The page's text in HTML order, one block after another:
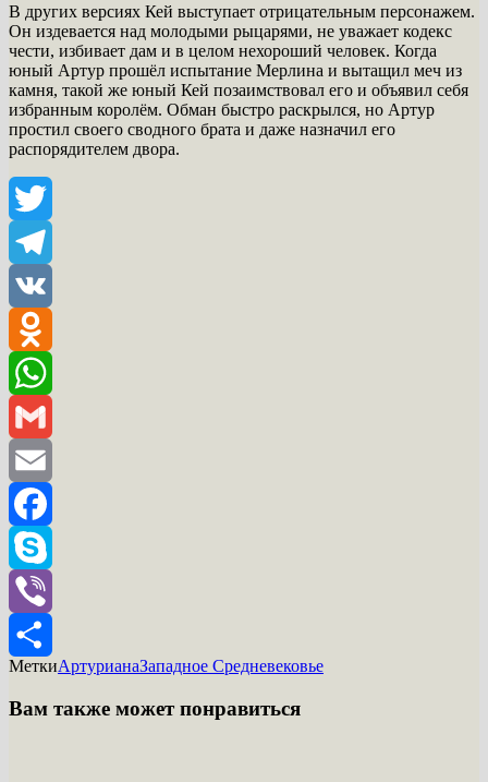
В других версиях Кей выступает отрицательным персонажем.
Он издевается над молодыми рыцарями, не уважает кодекс
чести, избивает дам и в целом нехороший человек. Когда
юный Артур прошёл испытание Мерлина и вытащил меч из
камня, такой же юный Кей позаимствовал его и объявил себя
избранным королём. Обман быстро раскрылся, но Артур
простил своего сводного брата и даже назначил его
распорядителем двора.
Twitter
Telegram
VK
Odnoklassniki
WhatsApp
Gmail
Email
Facebook
Skype
Viber
Отправить
МеткиАртурианаЗападное Средневековье
Вам также может понравиться